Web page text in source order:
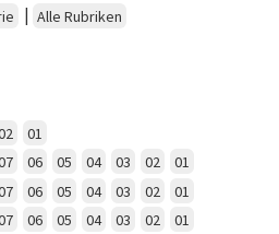
| Alle Rubriken
01
06 05 04 03 02 01
06 05 04 03 02 01
06 05 04 03 02
01